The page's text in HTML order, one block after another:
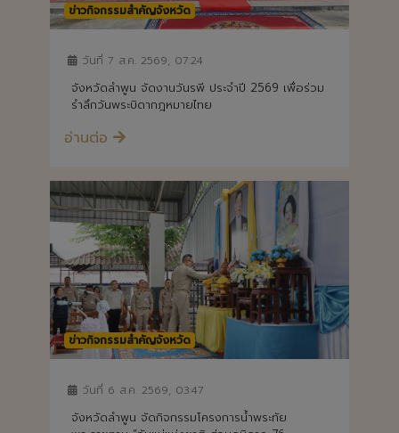
จังหวัดลำพูน จัดงานวันรพี ประจำปี 2569 เพื่อร่วม
รำลึกวันพระบิดากฎหมายไทย
ข่าวกิจกรรมสำคัญจังหวัด
จังหวัดลำพูน จัดกิจกรรมโครงการน้ำพระทัย
พระราชทาน “วันแม่แห่งชาติ ส่วนภูมิภาค 76